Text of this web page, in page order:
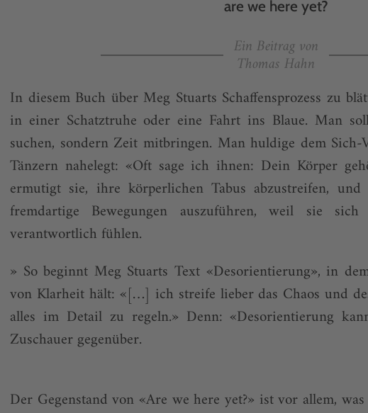
are we here yet?
Ein Beitrag von
Thomas Hahn
In diesem Buch über Meg Stuarts Schaffensprozess zu
in einer Schatztruhe oder eine Fahrt ins Blaue. Man
suchen, sondern Zeit mitbringen. Man huldige dem
Tänzern nahelegt: «Oft sage ich ihnen: Dein Körper
ermutigt sie, ihre körperlichen Tabus abzustreifen,
fremdartige Bewegungen auszuführen, weil sie
verantwortlich fühlen.
» So beginnt Meg Stuarts Text «Desorientierung», in
von Klarheit hält: «[…] ich streife lieber das Chaos und
alles im Detail zu regeln.» Denn: «Desorientierung
Zuschauer gegenüber.
Der Gegenstand von «Are we here yet?» ist vor allem,